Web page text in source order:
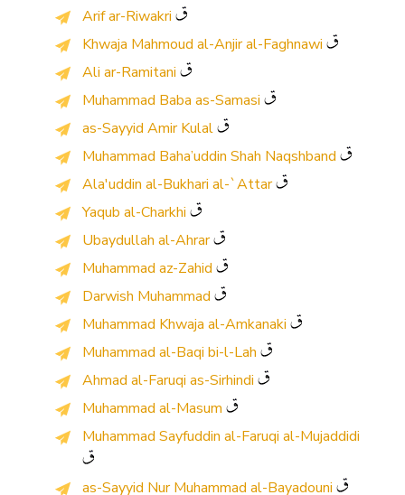
Arif ar-Riwakri
Khwaja Mahmoud al-Anjir al-Faghnawi
Ali ar-Ramitani
Muhammad Baba as-Samasi
as-Sayyid Amir Kulal
Muhammad Baha’uddin Shah Naqshband
Ala'uddin al-Bukhari al-`Attar
Yaqub al-Charkhi
Ubaydullah al-Ahrar
Muhammad az-Zahid
Darwish Muhammad
Muhammad Khwaja al-Amkanaki
Muhammad al-Baqi bi-l-Lah
Ahmad al-Faruqi as-Sirhindi
Muhammad al-Masum
Muhammad Sayfuddin al-Faruqi al-Mujaddidi
as-Sayyid Nur Muhammad al-Bayadouni